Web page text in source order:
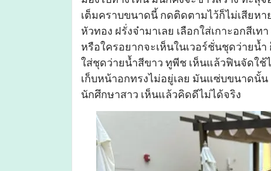
เต็มคราบขนาดนี้ กดติดตามไว้ก็ไม่เสียหา
หัวทอง ฝรั่งจ๋ามาเลย เลือกใส่เกาะอกสีเ
หรือใครอยากจะเห็นในเวอร์ชั่นชุดว่ายน้
ใส่ชุดว่ายน้ำสีขาว ทูพีช เห็นแล้วฟินจัดใ
เก็บหน้าอกทรงไม่อยู่เลย มันแซ่บขนาดนั้น
นักศึกษาสาว เห็นแล้วคิดดีไม่ได้จริง